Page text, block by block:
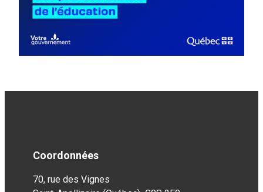
Coordonnées
70, rue des Vignes